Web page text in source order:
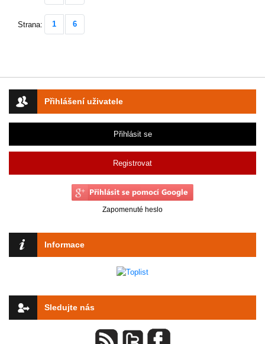
Přihlášení uživatele
Přihlásit se
Registrovat
Zapomenuté heslo
Informace
Sledujte nás
Strana: 1 6